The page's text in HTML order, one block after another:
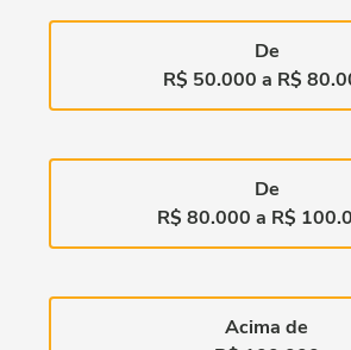
De
R$ 50.000 a R$
De
R$ 80.000 a R$
Acima de